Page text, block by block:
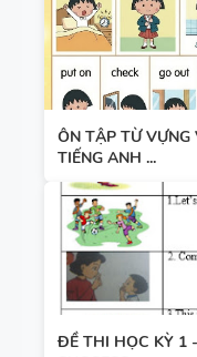
ÔN TẬP TỪ
TIẾNG ANH ...
ĐỀ THI HỌC KỲ 1